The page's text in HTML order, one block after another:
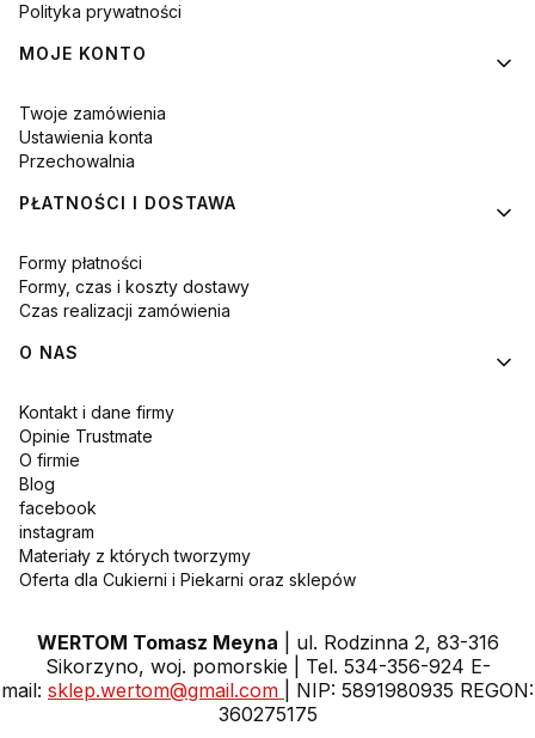
Polityka prywatności
MOJE KONTO
Twoje zamówienia
Ustawienia konta
Przechowalnia
PŁATNOŚCI I DOSTAWA
Formy płatności
Formy, czas i koszty dostawy
Czas realizacji zamówienia
O NAS
Kontakt i dane firmy
Opinie Trustmate
O firmie
Blog
facebook
instagram
Materiały z których tworzymy
Oferta dla Cukierni i Piekarni oraz sklepów
WERTOM Tomasz Meyna | ul. Rodzinna 2, 83-316
Sikorzyno, woj. pomorskie | Tel. 534-356-924 E-
mail: sklep.wertom@gmail.com
| NIP: 5891980935 REGON:
360275175